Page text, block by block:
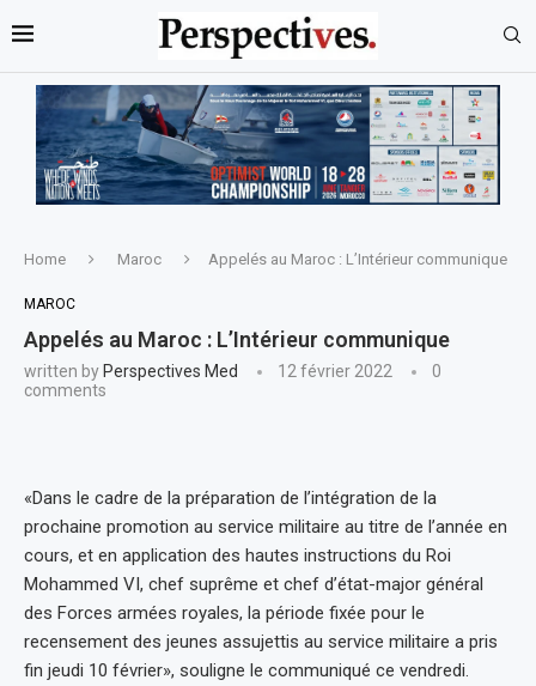
Home Maroc Appelés au Maroc : L’Intérieur communique
MAROC
Appelés au Maroc : L’Intérieur communique
written by Perspectives Med 12 février 2022
0
comments
«Dans le cadre de la préparation de l’intégration de la
prochaine promotion au service militaire au titre de l’année en
cours, et en application des hautes instructions du Roi
Mohammed VI, chef suprême et chef d’état-major général
des Forces armées royales, la période fixée pour le
recensement des jeunes assujettis au service militaire a pris
fin jeudi 10 février», souligne le communiqué ce vendredi.